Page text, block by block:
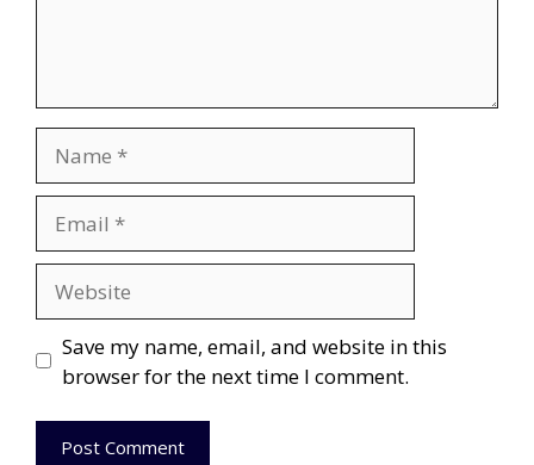
Save my name, email, and website in this
browser for the next time I comment.